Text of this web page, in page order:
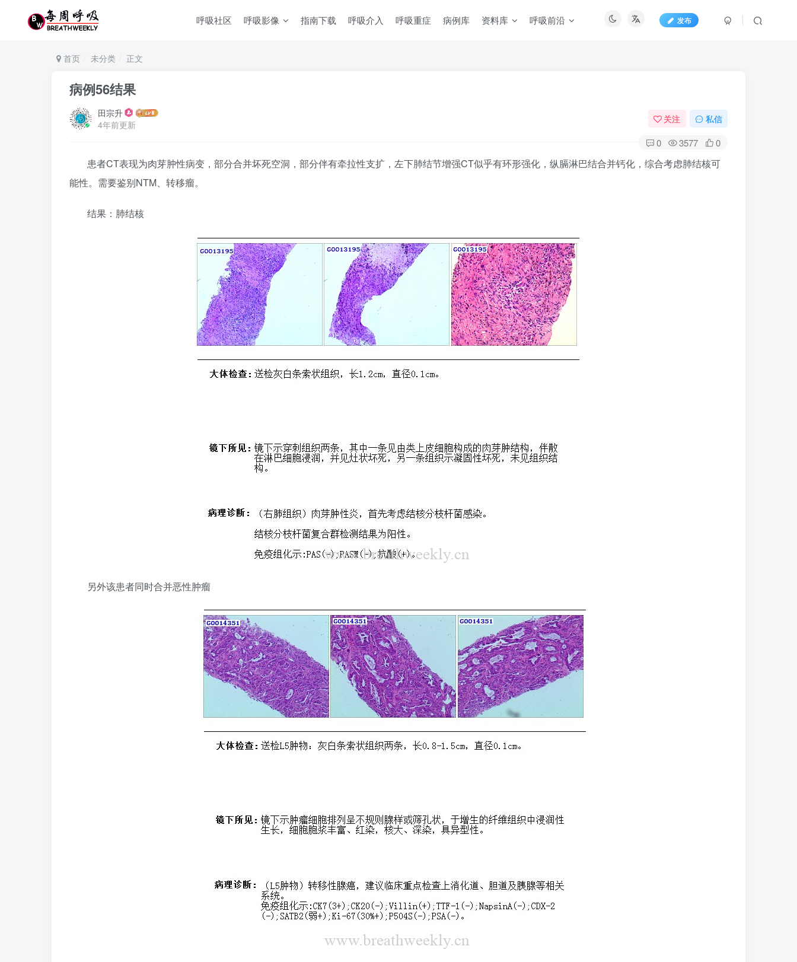
发布
呼吸社区 呼吸影像 指南下载 呼吸介入 呼吸重症 病例库 资料库 呼吸前沿
首页 未分类 正文
病例56结果
田宗升
4年前更新
关注 私信
0 3577 0
患者CT表现为肉芽肿性病变，部分合并坏死空洞，部分伴有牵拉性支扩，左下肺结节增强CT似乎有环形强化，纵膈淋巴结合并钙化，综合考虑肺结核可
能性。需要鉴别NTM、转移瘤。
结果：肺结核
另外该患者同时合并恶性肿瘤